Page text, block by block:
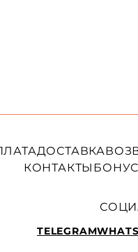
ДОСТАВКА
КОНТАКТЫ
TELEGRAM